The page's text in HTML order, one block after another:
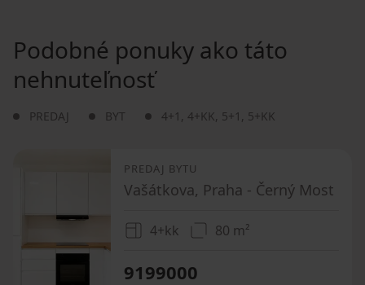
Podobné ponuky ako táto
nehnuteľnosť
PREDAJ BYT 4+1 , 4+KK, 5+1 , 5+KK
PREDAJ BYTU
Vašátkova, Praha - Černý Most
4+kk 80 m²
9199000